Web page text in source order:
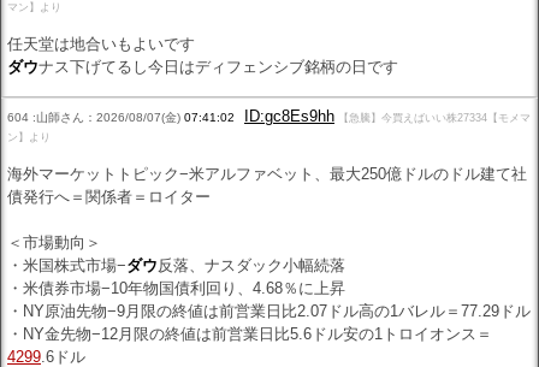
マン】より
任天堂は地合いもよいです
ダウナス下げてるし今日はディフェンシブ銘柄の日です
604 :山師さん：2026/08/07(金) 07:41:02 ID:gc8Es9hh
【急騰】今買えばいい株27334【モメマ
ン】より
海外マーケットトピック−米アルファベット、最大250億ドルのドル建て社
債発行へ＝関係者＝ロイター
＜市場動向＞
・米国株式市場−ダウ反落、ナスダック小幅続落
・米債券市場−10年物国債利回り、4.68％に上昇
・NY原油先物−9月限の終値は前営業日比2.07ドル高の1バレル＝77.29ドル
・NY金先物−12月限の終値は前営業日比5.6ドル安の1トロイオンス＝
4299.6ドル